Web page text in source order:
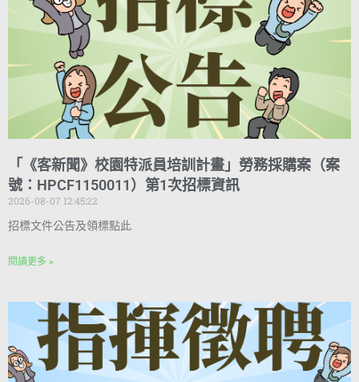
「《客新聞》校園特派員培訓計畫」勞務採購案（案
號：HPCF1150011）第1次招標資訊
2026-08-07 12:45:22
招標文件公告及領標點此
閱讀更多 »